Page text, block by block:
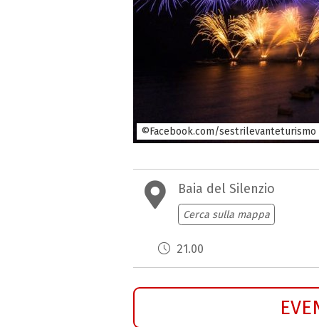
©Facebook.com/sestrilevanteturismo
Baia del Silenzio
Cerca sulla mappa
21.00